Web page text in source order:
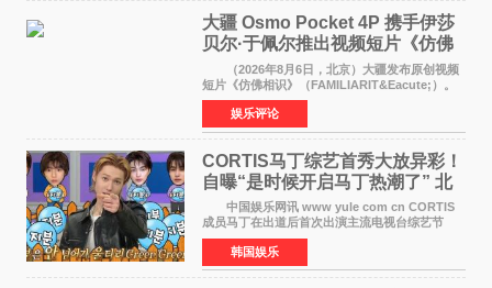
大疆 Osmo Pocket 4P 携手伊莎
贝尔·于佩尔推出视频短片《仿佛
相识》
（2026年8月6日，北京）大疆发布原创视频
短片《仿佛相识》（FAMILIARIT&Eacute;）。
视频短片由戛纳国际电影节最佳女演员伊莎贝尔·
于佩尔（Isabelle Huppert）主演，全程使用大
疆首款双主摄口
娱乐评论
CORTIS马丁综艺首秀大放异彩！
自曝“是时候开启马丁热潮了” 北
美巡演火热进行中
中国娱乐网讯 www yule com cn CORTIS
成员马丁在出道后首次出演主流电视台综艺节
目，展现了多才多艺的魅力。 马丁出演了5日
播出的MBC《Radio Star》Fashion与Passion
之间，I&lsquo;m
韩国娱乐